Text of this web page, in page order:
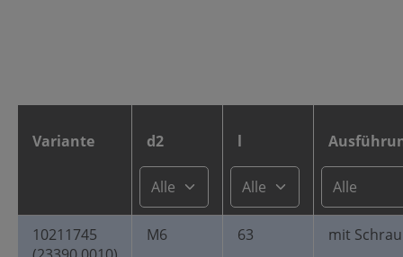
Variante d2 l
10211745
M6 63 mit